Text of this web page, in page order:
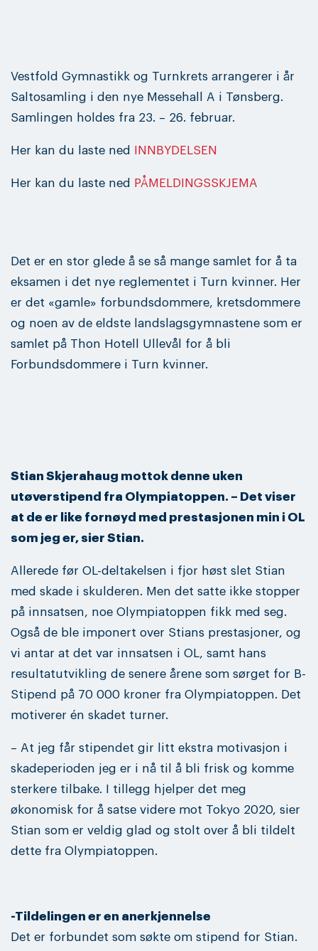
Vestfold Gymnastikk og Turnkrets arrangerer i år
Saltosamling i den nye Messehall A i Tønsberg.
Samlingen holdes fra 23. – 26. februar.
Her kan du laste ned INNBYDELSEN
Her kan du laste ned PÅMELDINGSSKJEMA
Det er en stor glede å se så mange samlet for å ta
eksamen i det nye reglementet i Turn kvinner. Her
er det «gamle» forbundsdommere, kretsdommere
og noen av de eldste landslagsgymnastene som er
samlet på Thon Hotell Ullevål for å bli
Forbundsdommere i Turn kvinner.
Stian Skjerahaug mottok denne uken
utøverstipend fra Olympiatoppen. – Det viser
at de er like fornøyd med prestasjonen min i OL
som jeg er, sier Stian.
Allerede før OL-deltakelsen i fjor høst slet Stian
med skade i skulderen. Men det satte ikke stopper
på innsatsen, noe Olympiatoppen fikk med seg.
Også de ble imponert over Stians prestasjoner, og
vi antar at det var innsatsen i OL, samt hans
resultatutvikling de senere årene som sørget for B-
Stipend på 70 000 kroner fra Olympiatoppen. Det
motiverer én skadet turner.
– At jeg får stipendet gir litt ekstra motivasjon i
skadeperioden jeg er i nå til å bli frisk og komme
sterkere tilbake. I tillegg hjelper det meg
økonomisk for å satse videre mot Tokyo 2020, sier
Stian som er veldig glad og stolt over å bli tildelt
dette fra Olympiatoppen.
-Tildelingen er en anerkjennelse
Det er forbundet som søkte om stipend for Stian.